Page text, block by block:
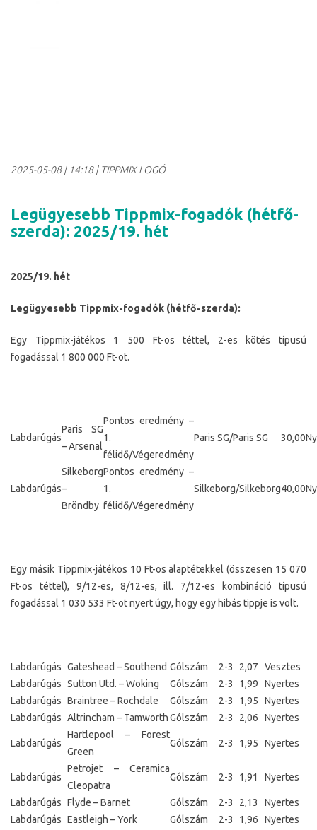
2025-05-08| 14:18| TIPPMIX LOGÓ
Legügyesebb Tippmix-fogadók (hétfő-
szerda): 2025/19. hét
2025/19. hét
Legügyesebb Tippmix-fogadók (hétfő-szerda):
Egy Tippmix-játékos 1 500 Ft-os téttel, 2-es kötés típusú
fogadással 1 800 000 Ft-ot.
Labdarúgás
Paris SG
– Arsenal
Pontos eredmény –
1.
félidő/Végeredmény
Paris SG/Paris SG 30,00
Labdarúgás
Silkeborg
–
Bröndby
Pontos eredmény –
1.
félidő/Végeredmény
Silkeborg/Silkeborg40,00
Egy másik Tippmix-játékos 10 Ft-os alaptétekkel (összesen 15 070
Ft-os téttel), 9/12-es, 8/12-es, ill. 7/12-es kombináció típusú
fogadással 1 030 533 Ft-ot nyert úgy, hogy egy hibás tippje is volt.
Labdarúgás Gateshead – Southend Gólszám 2-3 2,07
Vesztes
Labdarúgás Sutton Utd. – Woking Gólszám 2-3 1,99
Nyertes
Labdarúgás Braintree – Rochdale Gólszám 2-3 1,95
Nyertes
Labdarúgás Altrincham – TamworthGólszám 2-3 2,06 Nyertes
Labdarúgás
Hartlepool – Forest
Green
Gólszám 2-3 1,95 Nyertes
Labdarúgás
Petrojet – Ceramica
Cleopatra
Gólszám 2-3 1,91 Nyertes
Labdarúgás Flyde – Barnet Gólszám 2-3 2,13
Nyertes
Labdarúgás Eastleigh – York Gólszám 2-3 1,96
Nyertes